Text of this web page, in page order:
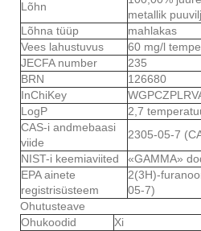
Lõhn
metallik
Lõhna tüüp
mahlakas
Vees lahustuvus
60 mg/l
JECFA number
235
BRN
126680
InChiKey
LogP
2,7
CAS-i andmebaasi
viide
2305-05-7
NIST-i keemiaviited
«GAMMA»
EPA ainete
registrisüsteem
2(3H)-
05-7)
Ohutusteave
Ohukoodid
Xi